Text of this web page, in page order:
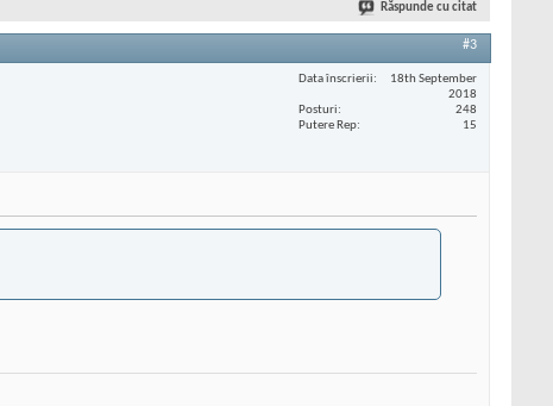
Răspunde cu citat
#3
Data înscrierii
18th September
2018
Posturi
248
Putere Rep
15